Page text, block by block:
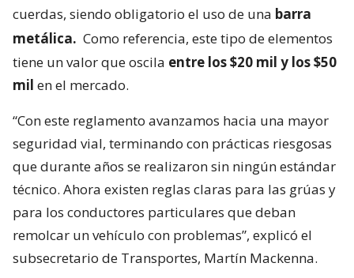
cuerdas, siendo obligatorio el uso de una barra
metálica. Como referencia, este tipo de elementos
tiene un valor que oscila entre los $20 mil y los $50
mil en el mercado.
“Con este reglamento avanzamos hacia una mayor
seguridad vial, terminando con prácticas riesgosas
que durante años se realizaron sin ningún estándar
técnico. Ahora existen reglas claras para las grúas y
para los conductores particulares que deban
remolcar un vehículo con problemas”, explicó el
subsecretario de Transportes, Martín Mackenna.